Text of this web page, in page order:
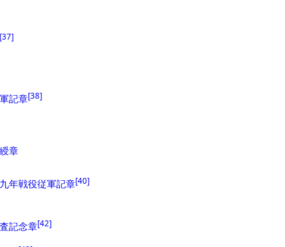
[37]
記章[38]
章
年戦役従軍記章[40]
記念章[42]